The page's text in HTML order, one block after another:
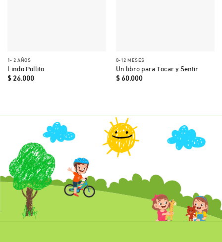
1- 2 AÑOS
Lindo Pollito
$26.000
0-12 MESES
Un libro para Tocar y Sentir
$60.000